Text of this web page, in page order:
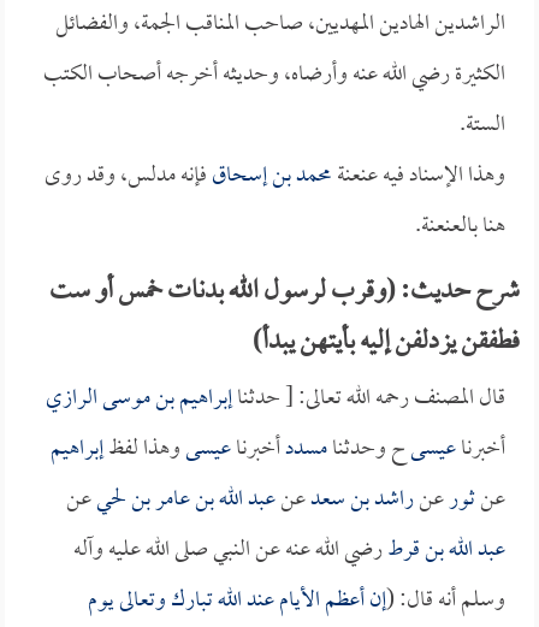
الراشدين الهادين المهديين، صاحب المناقب الجمة، والفضائل
الكثيرة رضي الله عنه وأرضاه، وحديثه أخرجه أصحاب الكتب
الستة.
وهذا الإسناد فيه عنعنةمحمد بن إسحاقفإنه مدلس، وقد روى
هنا بالعنعنة.
شرح حديث: (وقرب لرسول الله بدنات خمس أو ست
فطفقن يزدلفن إليه بأيتهن يبدأ)
قال المصنف رحمه الله تعالى: [ حدثناإبراهيم بن موسى الرازي
أخبرناعيسىح وحدثنامسددأخبرناعيسىوهذا لفظإبراهيم
عنثورعنراشد بن سعدعنعبد الله بن عامر بن لحيعن
عبد الله بن قرطرضي الله عنه عن النبي صلى الله عليه وآله
وسلم أنه قال: (إن أعظم الأيام عند الله تبارك وتعالى يوم